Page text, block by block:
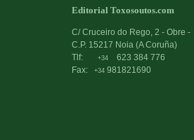
Editorial Toxosoutos.com
C/ Cruceiro do Rego, 2 - Obre -
C.P. 15217 Noia (A Coruña)
Tlf:
+34
623 384 776
Fax:
+34 981821690